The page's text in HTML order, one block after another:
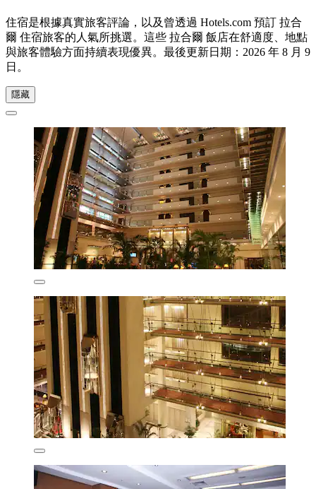
住宿是根據真實旅客評論，以及曾透過 Hotels.com 預訂 拉合
爾 住宿旅客的人氣所挑選。這些 拉合爾 飯店在舒適度、地點
與旅客體驗方面持續表現優異。最後更新日期： 2026 年 8 月 9
日 。
隱藏